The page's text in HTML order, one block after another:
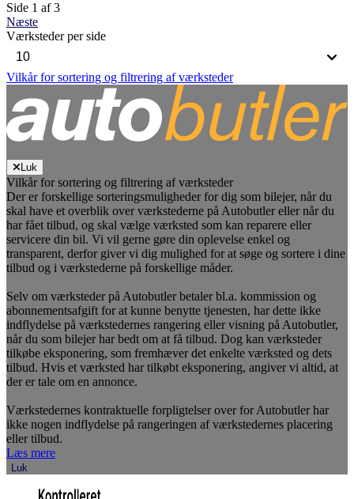
Side 1 af 3
Næste
Værksteder per side
Vilkår for sortering og filtrering af værksteder
Luk
Vilkår for sortering og filtrering af værksteder
Der er forskellige sorteringsmuligheder for dig som bilejer, når du
skal have et overblik over værkstederne på Autobutler eller når du
har fået tilbud, og skal vælge værksted som kan reparere eller
servicere din bil. Vi vil gerne gøre din oplevelse enkel og
transparent, derfor giver vi dig mulighed for at søge og sortere i dine
tilbud og i værkstederne på forskellige måder.
Selv om værksteder på Autobutler betaler bl.a. kommission og
abonnementsafgift for at kunne benytte tjenesten, har dette ikke
indflydelse på værkstedernes rangering eller visning på Autobutler,
når du som bilejer har bedt om at få tilbud. Dog kan værksteder
tilkøbe eksponering, som fremhæver det enkelte værksted og dets
tilbud. Hvis et værksted har tilkøbt eksponering, angiver vi altid, at
der er tale om en annonce.
Værkstedernes kontraktuelle forpligtelser over for Autobutler har
ikke nogen indflydelse på rangeringen af værkstedernes placering
eller tilbud.
Læs mere
Luk